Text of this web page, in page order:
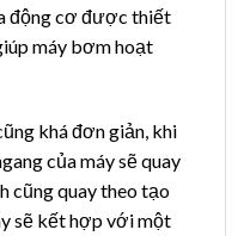
động cơ được thiết
máy bơm hoạt
khá đơn giản, khi
của máy sẽ quay
cũng quay theo tạo
sẽ kết hợp với một